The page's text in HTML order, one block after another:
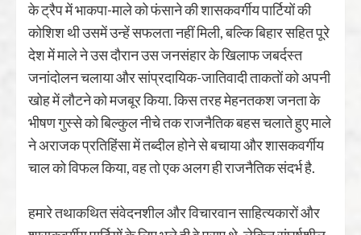
के ट्रैप में भाकपा-माले को फंसाने की शासकवर्गीय पार्टियों की
कोशिश थी उसमें उन्हें सफलता नहीं मिली, बल्कि बिहार सहित पूरे
देश में माले ने उस दौरान उस जनसंहार के खिलाफ जबर्दस्त
जनांदोलन चलाया और सांप्रदायिक-जातिवादी ताकतों को अपनी
खोह में लौटने को मजबूर किया. किस तरह मेहनतकश जनता के
भीषण गुस्से को बिल्कुल नीचे तक राजनैतिक बहस चलाते हुए माले
ने अराजक प्रतिहिंसा में तब्दील होने से बचाया और शासकवर्गीय
चाल को विफल किया, वह तो एक अलग ही राजनैतिक संदर्भ है.
हमारे तथाकथित संवेदनशील और विचारवान साहित्यकारों और